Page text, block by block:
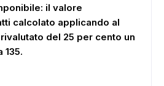
il valore
calcolato applicando al
del 25 per cento un
135.